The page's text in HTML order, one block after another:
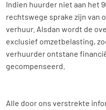
Indien huurder niet aan het
rechtswege sprake zijn van
verhuur. Alsdan wordt de
exclusief omzetbelasting,
verhuurder ontstane
gecompenseerd.
Alle door ons verstrekte